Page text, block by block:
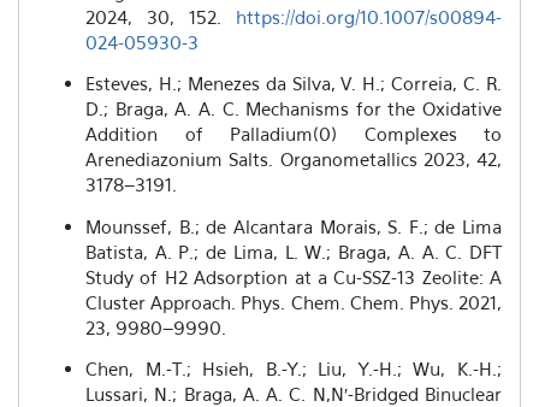
2024, 30, 152. https://doi.org/10.1007/s00894-
024-05930-3
Esteves, H.; Menezes da Silva, V. H.; Correia, C. R.
D.; Braga, A. A. C. Mechanisms for the Oxidative
Addition of Palladium(0) Complexes to
Arenediazonium Salts. Organometallics 2023, 42,
3178–3191.
Mounssef, B.; de Alcantara Morais, S. F.; de Lima
Batista, A. P.; de Lima, L. W.; Braga, A. A. C. DFT
Study of H2 Adsorption at a Cu-SSZ-13 Zeolite: A
Cluster Approach. Phys. Chem. Chem. Phys. 2021,
23, 9980–9990.
Chen, M.-T.; Hsieh, B.-Y.; Liu, Y.-H.; Wu, K.-H.;
Lussari, N.; Braga, A. A. C. N,N′-Bridged Binuclear